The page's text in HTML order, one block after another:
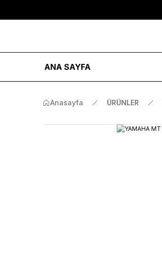
ANA SAYFA
Anasayfa ÜRÜNLER